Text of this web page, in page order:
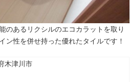
のあるリクシルのエコカラットを取り
ン性を併せ持った優れたタイルです！
木津川市